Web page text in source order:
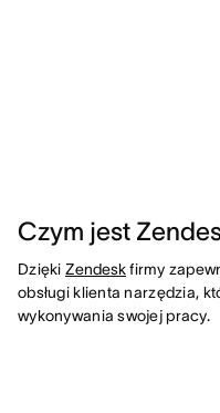
Czym jest
Dzięki Zendeskfirmy
obsługi klienta narzędzia,
wykonywania swojej pracy.